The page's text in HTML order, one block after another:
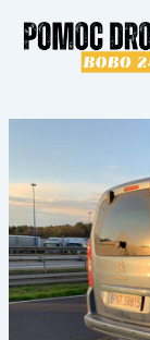
navigation